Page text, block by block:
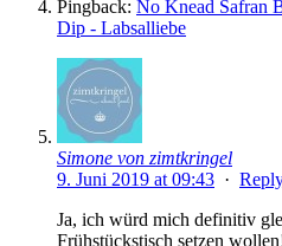
Pingback: No Knead Safran
Dip - Labsalliebe
Simone von zimtkringel
9. Juni 2019 at 09:43 ·
Ja, ich würd mich definitiv
Frühstückstisch setzen